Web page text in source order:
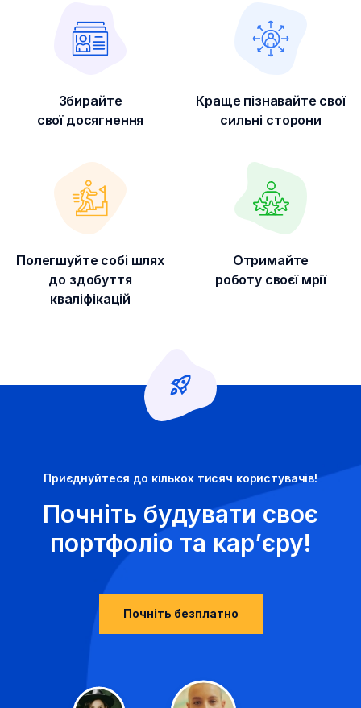
Збирайте
свої досягнення
Краще пізнавайте свої
сильні сторони
Полегшуйте собі шлях
до здобуття
кваліфікацій
Отримайте
роботу своєї мрії
Приєднуйтеся до кількох тисяч користувачів!
Почніть будувати своє
портфоліо та кар’єру!
Почніть безплатно